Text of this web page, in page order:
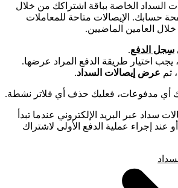
السداد الخاصة بباقة اشتراكك من خلال
حسابك. الإيصالات متاحة للمعاملات
خلال العامين الماضيين.
سِجل الدفع.
، يجب اختيار طريقة الدفع المراد عرضها.
، ثم عرض إيصالات السداد.
أي مدفوعات، فعليك حذف أي فلاتر نشطة.
سداد عبر البريد الإلكتروني عندما تبدأ
عند إجراء عملية الدفع الأولى لاشتراك